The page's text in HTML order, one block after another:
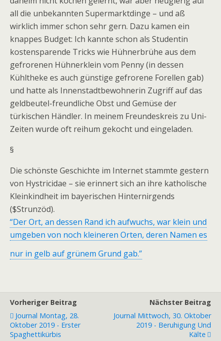
all die unbekannten Supermarktdinge – und aß
wirklich immer schon sehr gern. Dazu kamen ein
knappes Budget: Ich kannte schon als Studentin
kostensparende Tricks wie Hühnerbrühe aus dem
gefrorenen Hühnerklein vom Penny (in dessen
Kühltheke es auch günstige gefrorene Forellen gab)
und hatte als Innenstadtbewohnerin Zugriff auf das
geldbeutel-freundliche Obst und Gemüse der
türkischen Händler. In meinem Freundeskreis zu Uni-
Zeiten wurde oft reihum gekocht und eingeladen.
§
Die schönste Geschichte im Internet stammte gestern
von Hystricidae – sie erinnert sich an ihre katholische
Kleinkindheit im bayerischen Hinternirgends
($Strunzöd).
“Der Ort, an dessen Rand ich aufwuchs, war klein und
umgeben von noch kleineren Orten, deren Namen es
nur in gelb auf grünem Grund gab.”
Vorheriger Beitrag
Journal Montag, 28.
Oktober 2019 - Erster
Spaghettikürbis
Nächster Beitrag
Journal Mittwoch, 30. Oktober
2019 - Beruhigung Und
Kälte